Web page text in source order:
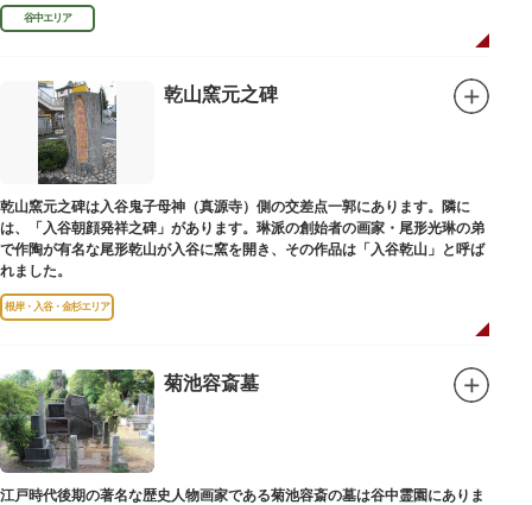
谷中エリア
乾山窯元之碑
乾山窯元之碑は入谷鬼子母神（真源寺）側の交差点一郭にあります。隣に
は、「入谷朝顔発祥之碑」があります。琳派の創始者の画家・尾形光琳の弟
で作陶が有名な尾形乾山が入谷に窯を開き、その作品は「入谷乾山」と呼ば
れました。
根岸・入谷・金杉エリア
菊池容斎墓
江戸時代後期の著名な歴史人物画家である菊池容斎の墓は谷中霊園にありま